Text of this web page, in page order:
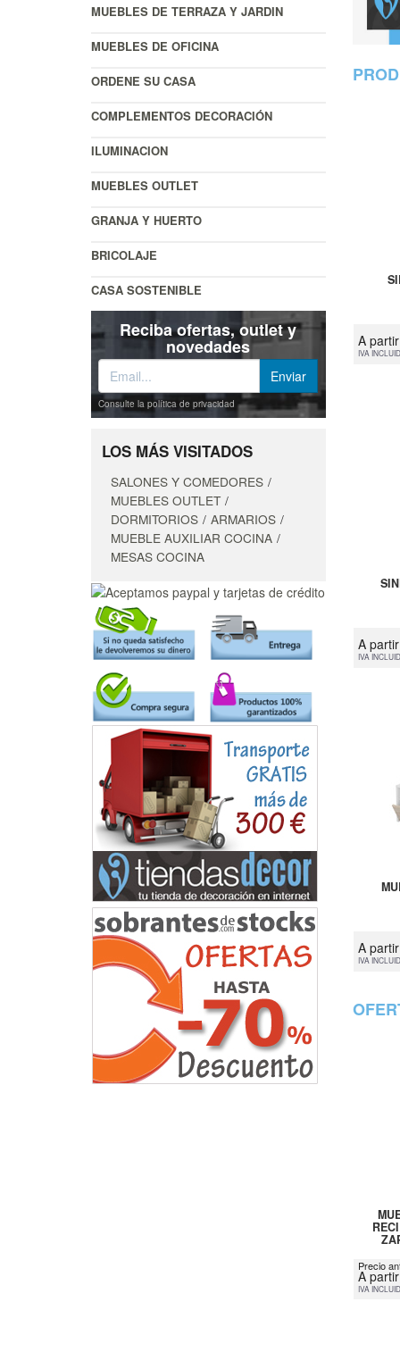
MUEBLES DE TERRAZA Y JARDIN
MUEBLES DE OFICINA
ORDENE SU CASA
COMPLEMENTOS DECORACIÓN
ILUMINACION
MUEBLES OUTLET
GRANJA Y HUERTO
BRICOLAJE
CASA SOSTENIBLE
Reciba ofertas, outlet y
novedades
Consulte la política de privacidad
LOS MÁS VISITADOS
SALONES Y COMEDORES
MUEBLES OUTLET
DORMITORIOS
ARMARIOS
MUEBLE AUXILIAR COCINA
MESAS COCINA
A
IVA
A
IVA
A
IVA
Precio
A
IVA